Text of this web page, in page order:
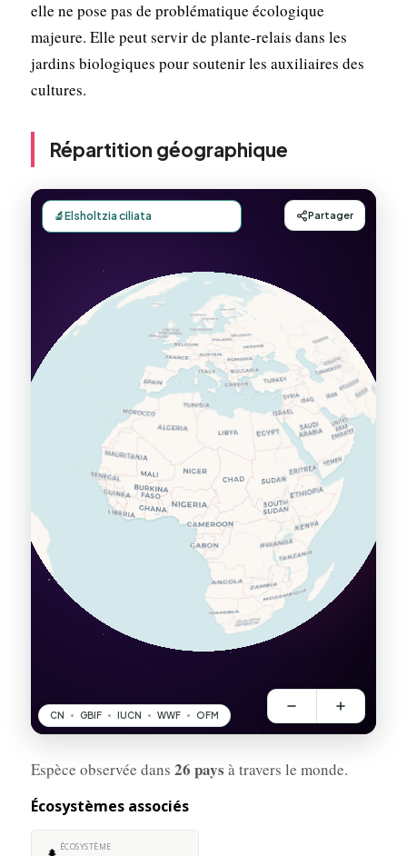
elle ne pose pas de problématique écologique
majeure. Elle peut servir de plante-relais dans les
jardins biologiques pour soutenir les auxiliaires des
cultures.
Répartition géographique
Espèce observée dans 26 pays à travers le monde.
Écosystèmes associés
ÉCOSYSTÈME